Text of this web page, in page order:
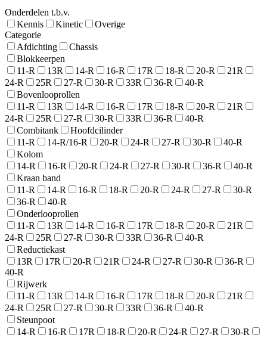
Onderdelen t.b.v.
Kennis
Kinetic
Overige
Categorie
Afdichting
Chassis
Blokkeerpen
11-R
13R 14-R 16-R 17R 18-R 20-R
21R
24-R
25R 27-R 30-R 33R 36-R
40-R
Bovenlooprollen
11-R
13R 14-R 16-R 17R 18-R 20-R
21R
24-R
25R 27-R 30-R 33R 36-R
40-R
Combitank
Hoofdcilinder
11-R
14-R/16-R 20-R 24-R 27-R 30-R
40-R
Kolom
14-R
16-R 20-R 24-R 27-R 30-R 36-R
40-R
Kraan band
11-R
14-R 16-R 18-R 20-R 24-R 27-R
30-R
36-R
40-R
Onderlooprollen
11-R
13R 14-R 16-R 17R 18-R 20-R
21R
24-R
25R 27-R 30-R 33R 36-R
40-R
Reductiekast
13R
17R 20-R 21R 24-R 27-R 30-R
36-R
40-R
Rijwerk
11-R
13R 14-R 16-R 17R 18-R 20-R
21R
24-R
25R 27-R 30-R 33R 36-R
40-R
Steunpoot
14-R
16-R 17R 18-R 20-R 24-R 27-R
30-R